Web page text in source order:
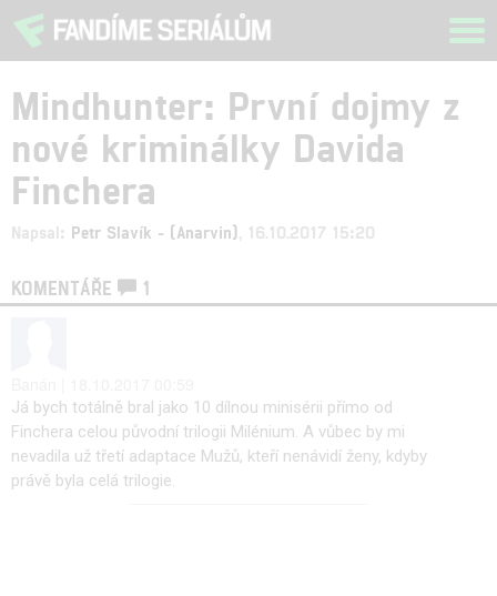
Mindhunter: První dojmy z
nové kriminálky Davida
Finchera
Napsal: Petr Slavík - (Anarvin) , 16.10.2017 15:20
KOMENTÁŘE 1
Já bych totálně bral jako 10 dílnou minisérii přímo od
Finchera celou původní trilogii Milénium. A vůbec by mi
nevadila už třetí adaptace Mužů, kteří nenávidí ženy, kdyby
právě byla celá trilogie.